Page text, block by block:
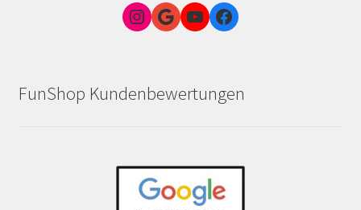
Instagram
Google Link zum FunShop WienYouTubeFacebook
FunShop Kundenbewertungen